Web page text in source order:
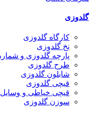
گلدوزی
کارگاه گلدوزی
نخ گلدوزی
پارچه گلدوزی و
طرح گلدوزی
شابلون گلدوزی
قیچی گلدوزی
قیچی خیاطی و
سوزن گلدوزی